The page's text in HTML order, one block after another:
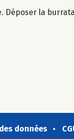
Déposer la
données